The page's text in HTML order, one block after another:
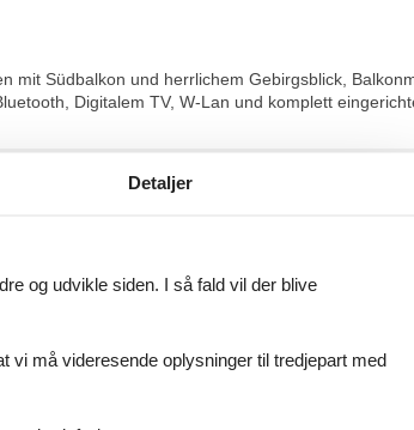
mit Südbalkon und herrlichem Gebirgsblick,
Digitalem TV, W-Lan und komplett
Vores gæsteanmeldelser
5
Detaljer
og udvikle siden. I så fald vil der blive
må videresende oplysninger til tredjepart med